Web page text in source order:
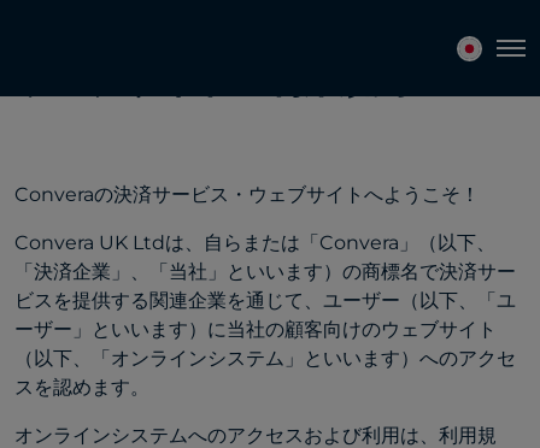
Converaの決済サービス・ウェブサイトへようこそ！
Convera UK Ltdは、自らまたは「Convera」（以下、
「決済企業」、「当社」といいます）の商標名で決済サー
ビスを提供する関連企業を通じて、ユーザー（以下、「ユ
ーザー」といいます）に当社の顧客向けのウェブサイト
（以下、「オンラインシステム」といいます）へのアクセ
スを認めます。
オンラインシステムへのアクセスおよび利用は、利用規